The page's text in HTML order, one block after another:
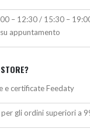
– 12:30 / 15:30 –
appuntamento
e certificate Feedaty
gli ordini superiori a